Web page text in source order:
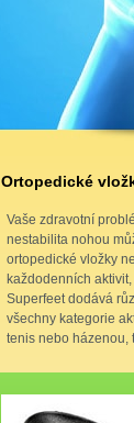
Ortopedické
Vaše zdravotní
nestabilita nohou
ortopedické vložky
každodenních
Superfeet dodává
všechny kategorie
tenis nebo házenou,